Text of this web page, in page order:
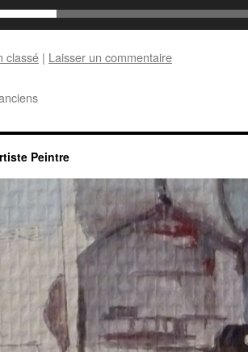
classé | Laisser un commentaire
Peintre